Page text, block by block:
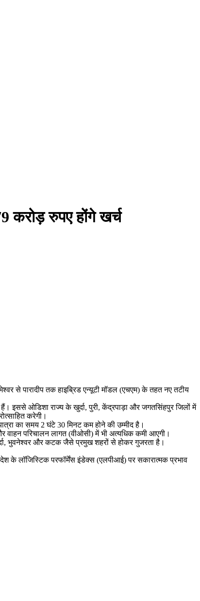
करोड़ रुपए होंगे खर्च
से पारादीप तक हाइब्रिड एन्यूटी मॉडल (एचएम) के तहत नए तटीय
इससे ओडिशा राज्य के खुर्दा, पुरी, केंद्रपाड़ा और जगतसिंहपुर जिलों में
करेगी।
का समय 2 घंटे 30 मिनट कम होने की उम्मीद है।
वाहन परिचालन लागत (वीओसी) में भी अत्यधिक कमी आएगी।
भुवनेश्वर और कटक जैसे प्रमुख शहरों से होकर गुजरता है।
के लॉजिस्टिक परफॉर्मेंस इंडेक्स (एलपीआई) पर सकारात्मक प्रभाव